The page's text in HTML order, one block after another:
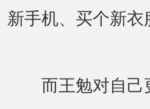
新手机、买个新
而王勉对自己更